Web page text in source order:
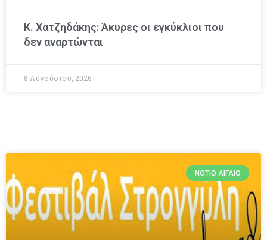
Κ. Χατζηδάκης: Άκυρες οι εγκύκλιοι που
δεν αναρτώνται
8 Αυγούστου, 2026
ΝΌΤΙΟ ΑΙΓΑΊΟ